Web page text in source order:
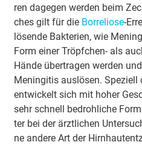
ren da­ge­gen wer­den beim
ches gilt für die Bor­re­lio­se-
lö­sen­de Bak­te­ri­en, wie
Form ei­ner Tröpf­chen- als
Hän­de über­tra­gen wer­den
Me­nin­gi­tis aus­lö­sen.
ent­wi­ckelt sich mit ho­her
sehr schnell be­droh­li­che
ter bei der ärzt­li­chen
ne an­de­re Art der